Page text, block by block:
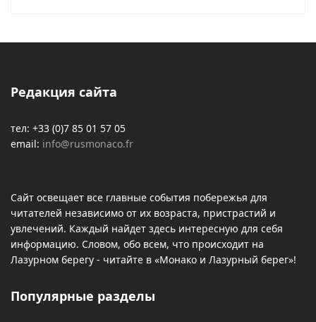
Редакция сайта
тел: +33 (0)7 85 01 57 05
email: info@rusmonaco.fr
Сайт освещает все главные события побережья для
читателей независимо от их возраста, пристрастий и
увлечений. Каждый найдет здесь интересную для себя
информацию. Словом, обо всем, что происходит на
Лазурном берегу - читайте в «Монако и Лазурный берег»!
Популярные разделы